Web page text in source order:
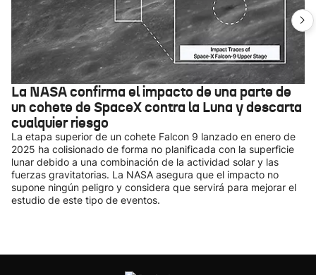
La NASA confirma el impacto de una parte de
un cohete de SpaceX contra la Luna y descarta
cualquier riesgo
La etapa superior de un cohete Falcon 9 lanzado en enero de
2025 ha colisionado de forma no planificada con la superficie
lunar debido a una combinación de la actividad solar y las
fuerzas gravitatorias. La NASA asegura que el impacto no
supone ningún peligro y considera que servirá para mejorar el
estudio de este tipo de eventos.